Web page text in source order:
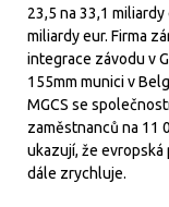
23,5 na 33,1
miliardy eur. Firma
integrace závodu v
155mm munici v
MGCS se
zaměstnanců na 11
ukazují, že
dále zrychluje.